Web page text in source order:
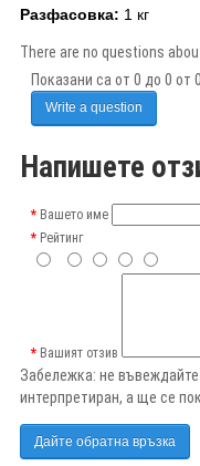
Разфасовка: 1 кг
There are no questions
Показани са от 0 до 0 от
Write a question
Напишете
Вашето име
Рейтинг
Вашият отзив
Забележка: не
интерпретиран, а ще се
Дайте обратна връзка